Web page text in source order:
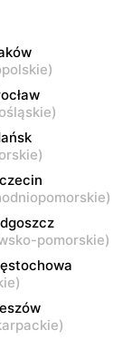
Mazowiecki, ul.
20
ul.
3 Maja 5
ul. Lniarska 4
ul.
119
)
)
)
)
pomorskie)
)
)